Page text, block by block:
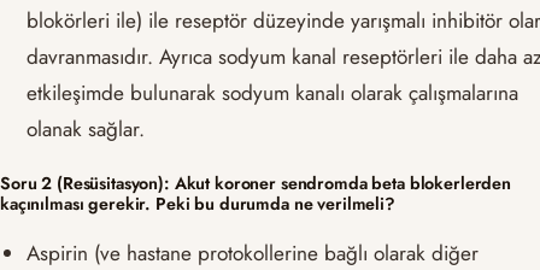
blokörleri ile) ile reseptör düzeyinde yarışmalı inhibitör
davranmasıdır. Ayrıca sodyum kanal reseptörleri ile daha
etkileşimde bulunarak sodyum kanalı olarak çalışmalarına
olanak sağlar.
Soru 2 (Resüsitasyon): Akut koroner sendromda beta blokerlerden
kaçınılması gerekir. Peki bu durumda ne verilmeli?
Aspirin (ve hastane protokollerine bağlı olarak diğer